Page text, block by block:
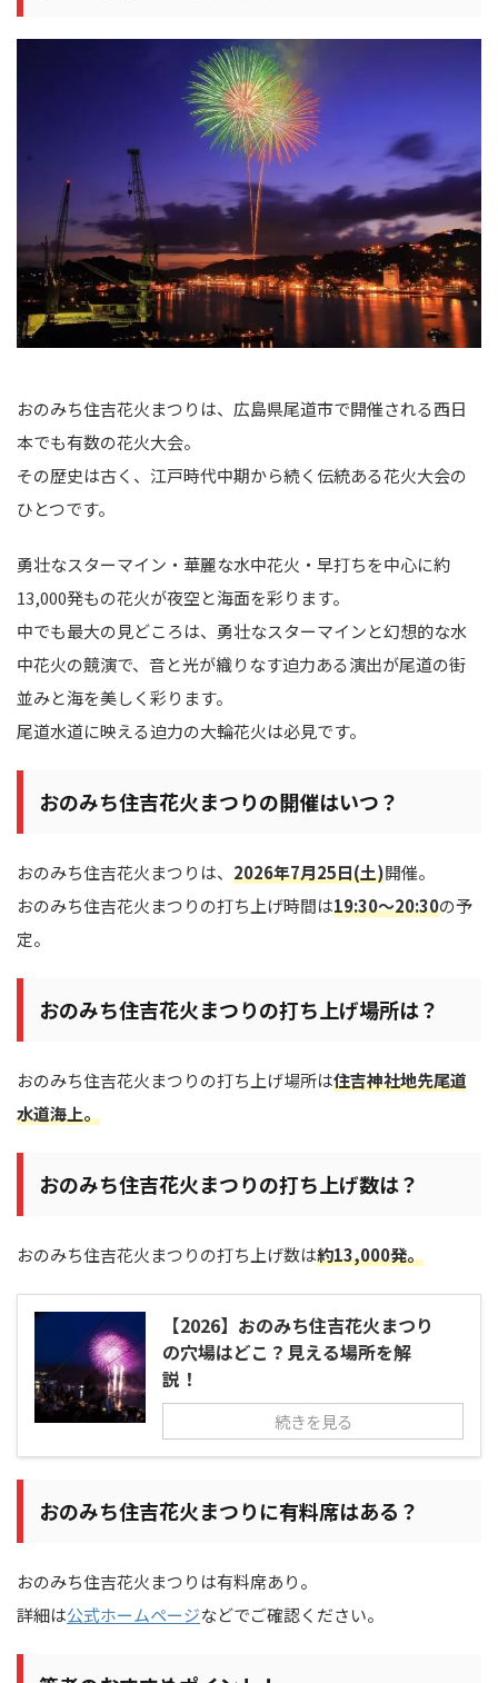
おのみち住吉花火まつりは、広島県尾道市で開催される西日
本でも有数の花火大会。
その歴史は古く、江戸時代中期から続く伝統ある花火大会の
ひとつです。
勇壮なスターマイン・華麗な水中花火・早打ちを中心に約
13,000発もの花火が夜空と海面を彩ります。
中でも最大の見どころは、勇壮なスターマインと幻想的な水
中花火の競演で、音と光が織りなす迫力ある演出が尾道の街
並みと海を美しく彩ります。
尾道水道に映える迫力の大輪花火は必見です。
おのみち住吉花火まつりの開催はいつ？
おのみち住吉花火まつりは、 2026年7月25日(土)開催。
おのみち住吉花火まつりの打ち上げ時間は19:30～20:30の予
定。
おのみち住吉花火まつりの打ち上げ場所は？
おのみち住吉花火まつりの打ち上げ場所は住吉神社地先尾道
水道海上。
おのみち住吉花火まつりの打ち上げ数は？
おのみち住吉花火まつりの打ち上げ数は約13,000発。
【2026】おのみち住吉花火まつり
の穴場はどこ？見える場所を解
説！
続きを見る
おのみち住吉花火まつりに有料席はある？
おのみち住吉花火まつりは有料席あり。
詳細は公式ホームページなどでご確認ください。